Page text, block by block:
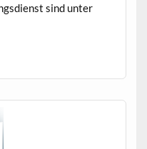
sind unter